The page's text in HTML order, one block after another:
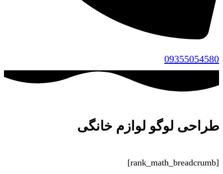
09355054580
طراحی لوگو لوازم خانگی
[rank_math_breadcrumb]